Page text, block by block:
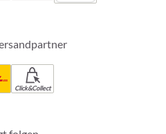
Click&Collect